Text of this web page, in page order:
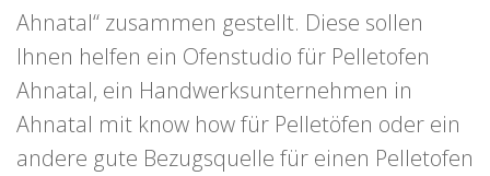
Ahnatal“ zusammen gestellt. Diese sollen
Ihnen helfen ein Ofenstudio für Pelletofen
Ahnatal, ein Handwerksunternehmen in
Ahnatal mit know how für Pelletöfen oder ein
andere gute Bezugsquelle für einen Pelletofen